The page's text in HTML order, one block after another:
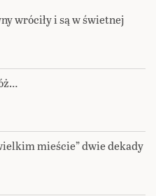
wróciły i są w świetnej
mieście” dwie dekady